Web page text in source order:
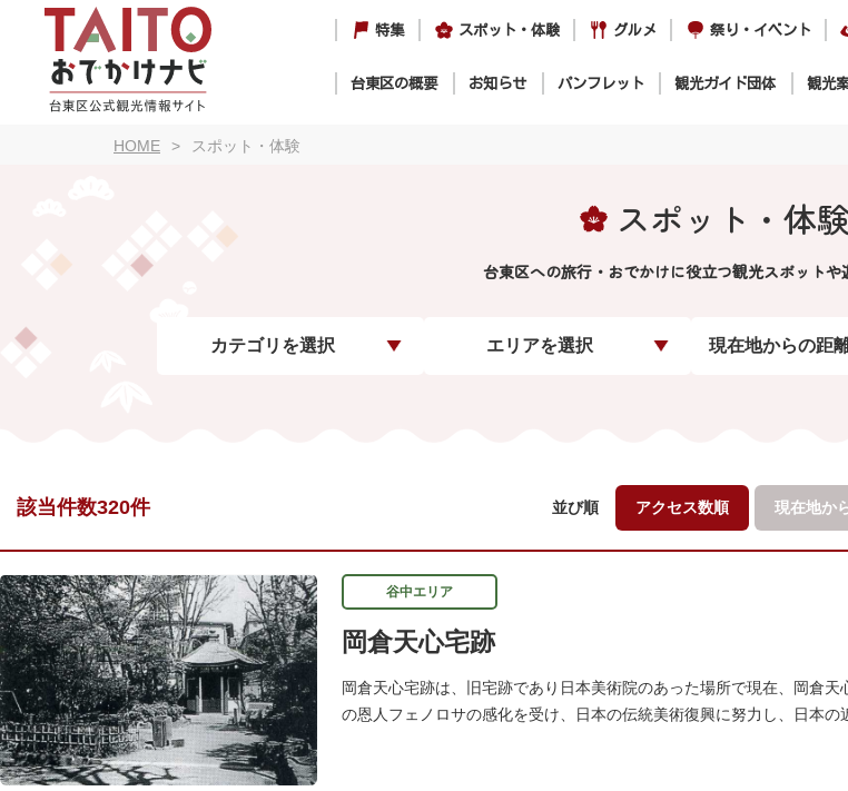
特集 スポット・体験 グルメ 祭り・イベント
台東区の概要 お知らせ パンフレット 観光ガイド団体 観光
HOME スポット・体験
スポット・体
台東区への旅行・おでかけに役立つ観光スポットや
カテゴリを選択 エリアを選択 現在地からの距
該当件数320件 並び順 アクセス数順 現在地か
谷中エリア
岡倉天心宅跡
岡倉天心宅跡は、旧宅跡であり日本美術院のあった場所で現在、岡倉
の恩人フェノロサの感化を受け、日本の伝統美術復興に努力し、日本